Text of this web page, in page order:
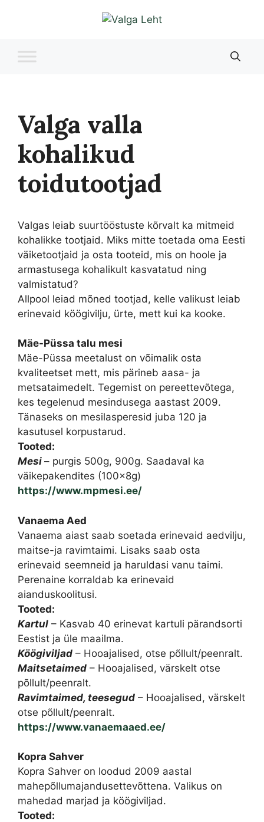
Valga valla
kohalikud
toidutootjad
Valgas leiab suurtööstuste kõrvalt ka mitmeid
kohalikke tootjaid. Miks mitte toetada oma Eesti
väiketootjaid ja osta tooteid, mis on hoole ja
armastusega kohalikult kasvatatud ning
valmistatud?
Allpool leiad mõned tootjad, kelle valikust leiab
erinevaid köögivilju, ürte, mett kui ka kooke.
Mäe-Püssa talu mesi
Mäe-Püssa meetalust on võimalik osta
kvaliteetset mett, mis pärineb aasa- ja
metsataimedelt. Tegemist on pereettevõtega,
kes tegelenud mesindusega aastast 2009.
Tänaseks on mesilasperesid juba 120 ja
kasutusel korpustarud.
Tooted:
Mesi – purgis 500g, 900g. Saadaval ka
väikepakendites (100x8g)
https://www.mpmesi.ee/
Vanaema Aed
Vanaema aiast saab soetada erinevaid aedvilju,
maitse-ja ravimtaimi. Lisaks saab osta
erinevaid seemneid ja haruldasi vanu taimi.
Perenaine korraldab ka erinevaid
aianduskoolitusi.
Tooted:
Kartul – Kasvab 40 erinevat kartuli pärandsorti
Eestist ja üle maailma.
Köögiviljad – Hooajalised, otse põllult/peenralt.
Maitsetaimed – Hooajalised, värskelt otse
põllult/peenralt.
Ravimtaimed, teesegud – Hooajalised, värskelt
otse põllult/peenralt.
https://www.vanaemaaed.ee/
Kopra Sahver
Kopra Sahver on loodud 2009 aastal
mahepõllumajandusettevõttena. Valikus on
mahedad marjad ja köögiviljad.
Tooted: